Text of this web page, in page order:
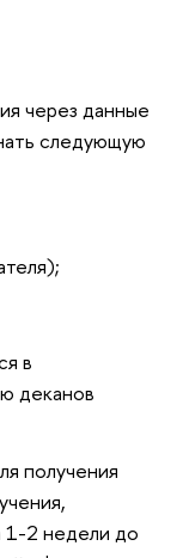
через данные
следующую
в
деканов
получения
1-2 недели до